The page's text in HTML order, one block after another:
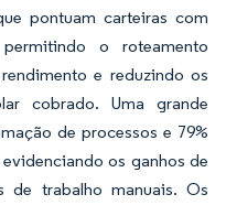
pontuam carteiras com
o roteamento
e reduzindo os
cobrado. Uma grande
de processos e 79%
os ganhos de
de trabalho manuais. Os